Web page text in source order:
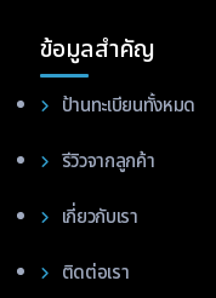
ข้อมูลสำคัญ
ป้านทะเบียนทั้งหมด
รีวิวจากลูกค้า
เกี่ยวกับเรา
ติดต่อเรา